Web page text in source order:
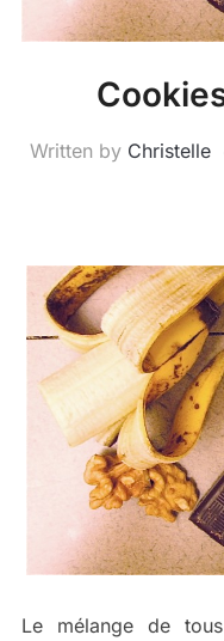
Written by Christelle
Le mélange de